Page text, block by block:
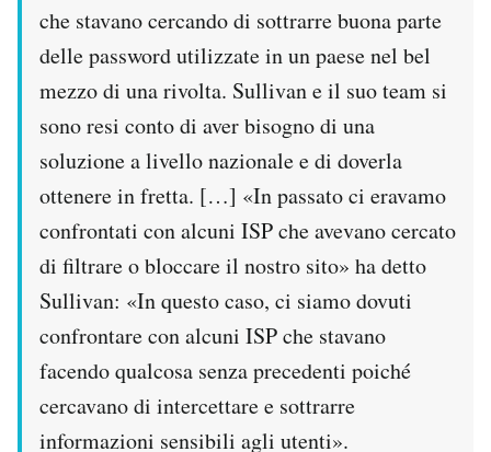
che stavano cercando di sottrarre buona parte
delle password utilizzate in un paese nel bel
mezzo di una rivolta. Sullivan e il suo team si
sono resi conto di aver bisogno di una
soluzione a livello nazionale e di doverla
ottenere in fretta. […] «In passato ci eravamo
confrontati con alcuni ISP che avevano cercato
di filtrare o bloccare il nostro sito» ha detto
Sullivan: «In questo caso, ci siamo dovuti
confrontare con alcuni ISP che stavano
facendo qualcosa senza precedenti poiché
cercavano di intercettare e sottrarre
informazioni sensibili agli utenti».